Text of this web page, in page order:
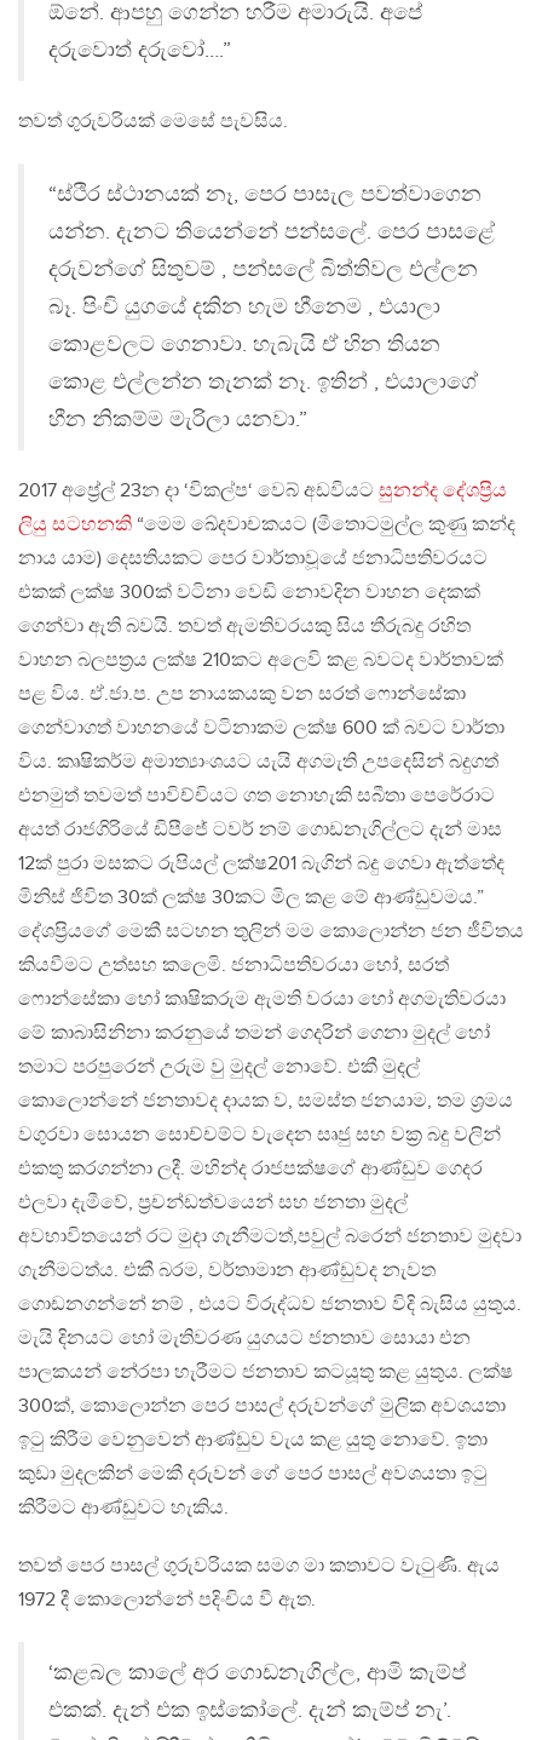
ඕනේ. ආපහු ගෙන්න හරීම අමාරුයි. අපේ
දරුවොත් දරුවෝ….”
තවත් ගුරුවරියක් මෙසේ පැවසිය.
“ස්ථිර ස්ථානයක් නෑ, පෙර පාසැල පවත්වාගෙන
යන්න. දැනට තියෙන්නේ පන්සලේ. පෙර පාසළේ
දරුවන්ගේ සිතුවම් , පන්සලේ බිත්තිවල එල්ලන
බෑ. පිංචි යුගයේ දකින හැම හීනෙම , එයාලා
කොළවලට ගෙනාවා. හැබැයි ඒ හින තියන
කොළ එල්ලන්න තැනක් නෑ. ඉතින් , එයාලාගේ
හීන නිකම්ම මැරිලා යනවා.”
2017 අප්‍රේල් 23න දා ‘විකල්ප‘ වෙබ් අඩවියට සුනන්ද දේශප්‍රිය
ලියු සටහනකි “මෙම ඛේදවාචකයට (මීතොටමුල්ල කුණු කන්ද
නාය යාම) දෙසතියකට පෙර වාර්තාවූයේ ජනාධිපතිවරයට
එකක් ලක්ෂ 300ක් වටිනා වෙඩි නොවදින වාහන දෙකක්
ගෙන්වා ඇති බවයි. තවත් ඇමතිවරයකු සිය තීරුබදු රහිත
වාහන බලපත්‍රය ලක්ෂ 210කට අලෙවි කළ බවටද වාර්තාවක්
පළ විය. ඒ.ජා.ප. උප නායකයකු වන සරත් ෆොන්සේකා
ගෙන්වාගත් වාහනයේ වටිනාකම ලක්ෂ 600 ක් බවට වාර්තා
විය. කෘෂිකර්ම අමාත්‍යාංශයට යැයි අගමැති උපදෙසින් බදුගත්
එනමුත් තවමත් පාවිච්චියට ගත නොහැකි සබීතා පෙරේරාට
අයත් රාජගිරියේ ඩිපීජේ ටවර් නම් ගොඩනැගිල්ලට දැන් මාස
12ක් පුරා මසකට රුපියල් ලක්ෂ201 බැගින් බදු ගෙවා ඇත්තේද
මිනිස් ජිවිත 30ක් ලක්ෂ 30කට මිල කළ මේ ආණ්ඩුවමය.”
දේශප්‍රියගේ මෙකී සටහන තුලින් මම කොලොන්න ජන ජීවිතය
කියවීමට උත්සහ කලෙමි. ජනාධිපතිවරයා හෝ, සරත්
ෆොන්සේකා හෝ කෘෂිකරුම ඇමති වරයා හෝ අගමැතිවරයා
මේ කාබාසිනිනා කරනුයේ තමන් ගෙදරින් ගෙනා මුදල් හෝ
තමාට පරපුරෙන් උරුම වු මුදල් නොවේ. එකී මුදල්
කොලොන්නේ ජනතාවද දායක ව, සමස්ත ජනයාම, තම ශ්‍රමය
වගුරවා සොයන සොච්චම්ට වැදෙන සෘජු සහ වක්‍ර බදු වලින්
එකතු කරගන්නා ලදී. මහින්ද රාජපක්ෂගේ ආණ්ඩුව ගෙදර
එලවා දැමීවේ, ප්‍රචන්ඩත්වයෙන් සහ ජනතා මුදල්
අවභාවිතයෙන් රට මුදා ගැනීමටත්,පවුල් බරෙන් ජනතාව මුදවා
ගැනීමටත්ය. එකී බරම, වර්තාමාන ආණ්ඩුවද නැවත
ගොඩනගන්නේ නම් , එයට විරුද්ධව ජනතාව විදි බැසිය යුතුය.
මැයි දිනයට හෝ මැතිවරණ යුගයට ජනතාව සොයා එන
පාලකයන් නේරපා හැරීමට ජනතාව කටයූතු කළ යුතුය. ලක්ෂ
300ක්, කොලොන්න පෙර පාසල් දරුවන්ගේ මුලික අවශයතා
ඉටු කිරීම වෙනුවෙන් ආණ්ඩුව වැය කළ යුතු නොවේ. ඉතා
කුඩා මුදලකින් මෙකී දරුවන් ගේ පෙර පාසල් අවශයතා ඉටු
කිරීමට ආණ්ඩුවට හැකිය.
තවත් පෙර පාසල් ගුරුවරියක සමග මා කතාවට වැටුණි. ඇය
1972 දී කොලොන්නේ පදිංචිය වී ඇත.
‘කළබල කාලේ අර ගොඩනැගිල්ල, ආමි කැම්ප්
එකක්. දැන් එක ඉස්කෝලේ. දැන් කැම්ප් නැ’.